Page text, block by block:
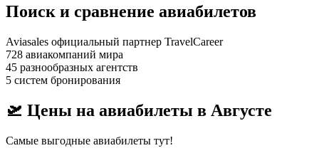
Поиск и сравнение авиабилетов
Aviasales официальный партнер TravelCareer
728 авиакомпаний мира
45 разнообразных агентств
5 систем бронирования
🛫 Цены на авиабилеты в Августе
Самые выгодные авиабилеты тут!